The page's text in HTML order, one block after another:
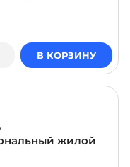
В КОРЗИНУ
жилой